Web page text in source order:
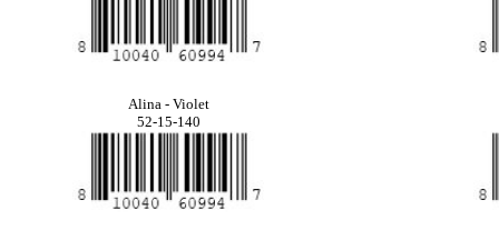
Alina - Violet
52-15-140